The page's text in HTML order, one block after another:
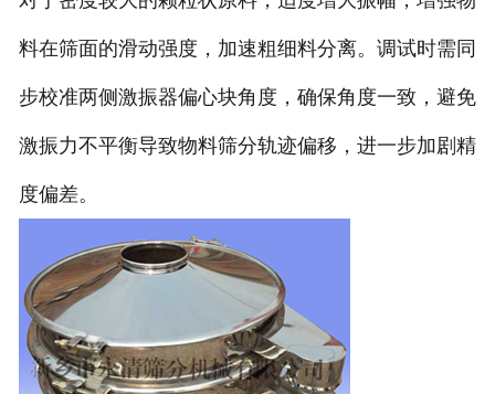
料在筛面的滑动强度，加速粗细料分离。调试时需同
步校准两侧激振器偏心块角度，确保角度一致，避免
激振力不平衡导致物料筛分轨迹偏移，进一步加剧精
度偏差。